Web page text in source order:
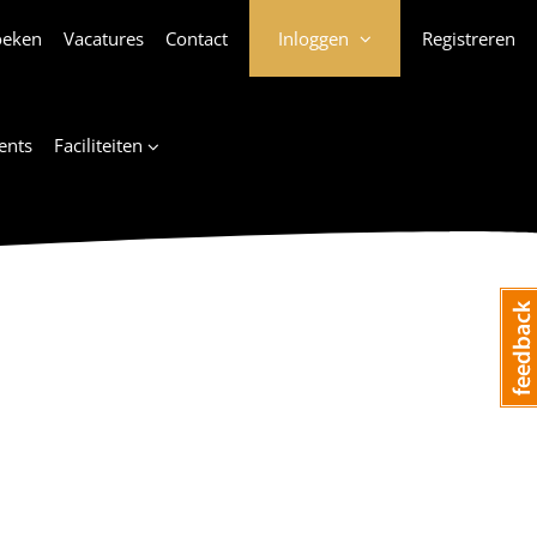
Vacatures Contact Inloggen Registreren
Faciliteiten